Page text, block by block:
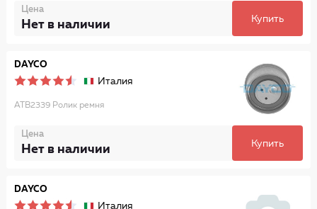
Цена
Нет в наличии Купить
DAYCO
Италия
ATB2339 Ролик ремня
Цена
Нет в наличии Купить
DAYCO
Италия